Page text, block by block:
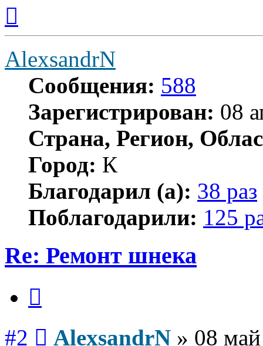
началу
AlexsandrN
Сообщения: 588
Зарегистрирован: 08
Страна, Регион,
Город: К
Благодарил (а): 38 раз
Поблагодарили: 125
Re: Ремонт шнека
#2 AlexsandrN » 08